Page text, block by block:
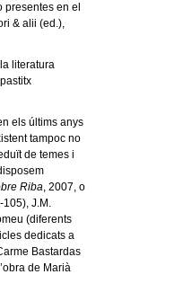
en el
& alii (ed.),
literatura
els últims anys
tampoc no
de temes i
Riba , 2007, o
105), J.M.
(diferents
dedicats a
Bastardas
de Marià